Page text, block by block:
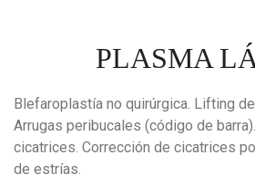
PLASMA
Blefaroplastía no quirúrgica. Lifting
Arrugas peribucales (código de
cicatrices. Corrección de cicatrices
de estrías.